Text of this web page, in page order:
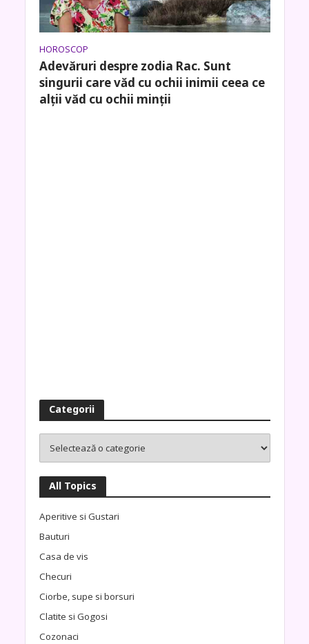
HOROSCOP
Adevăruri despre zodia Rac. Sunt
singurii care văd cu ochii inimii ceea ce
alţii văd cu ochii minţii
Categorii
All Topics
Aperitive si Gustari
Bauturi
Casa de vis
Checuri
Ciorbe, supe si borsuri
Clatite si Gogosi
Cozonaci